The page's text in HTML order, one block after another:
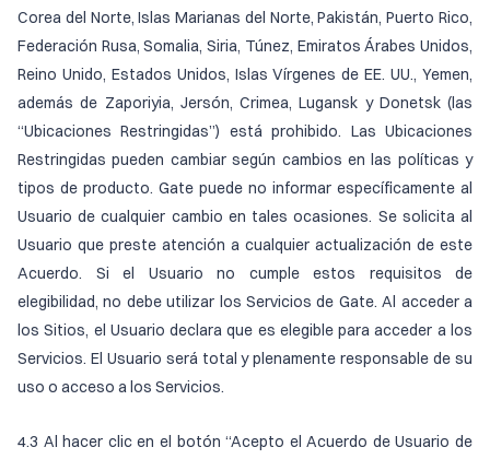
Corea del Norte, Islas Marianas del Norte, Pakistán, Puerto Rico,
Federación Rusa, Somalia, Siria, Túnez, Emiratos Árabes Unidos,
Reino Unido, Estados Unidos, Islas Vírgenes de EE. UU., Yemen,
además de Zaporiyia, Jersón, Crimea, Lugansk y Donetsk (las
“Ubicaciones Restringidas”) está prohibido. Las Ubicaciones
Restringidas pueden cambiar según cambios en las políticas y
tipos de producto. Gate puede no informar específicamente al
Usuario de cualquier cambio en tales ocasiones. Se solicita al
Usuario que preste atención a cualquier actualización de este
Acuerdo. Si el Usuario no cumple estos requisitos de
elegibilidad, no debe utilizar los Servicios de Gate. Al acceder a
los Sitios, el Usuario declara que es elegible para acceder a los
Servicios. El Usuario será total y plenamente responsable de su
uso o acceso a los Servicios.
4.3 Al hacer clic en el botón “Acepto el Acuerdo de Usuario de